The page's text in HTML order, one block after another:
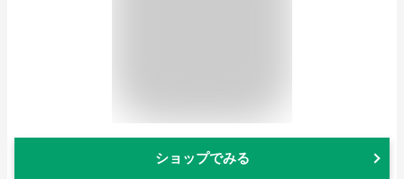
ショップでみる